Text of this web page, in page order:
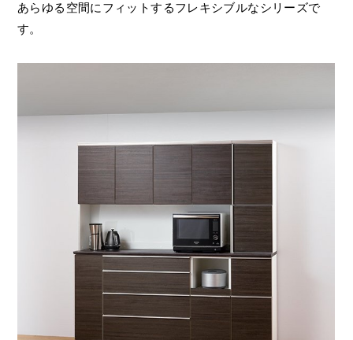
あらゆる空間にフィットするフレキシブルなシリーズで
す。